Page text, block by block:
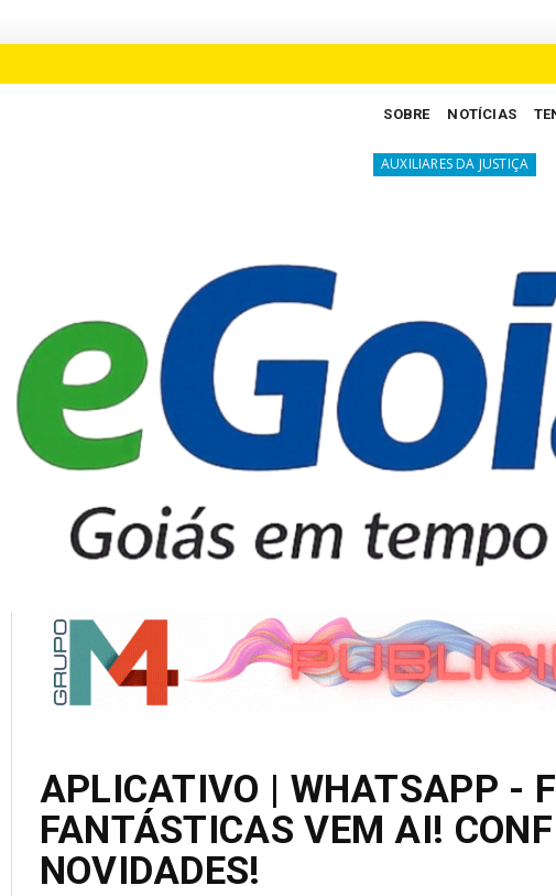
SOBRE NOTÍCIAS
de crescimento em Goiás AUXILIARES DA JUSTIÇA A luta silenciosa
APLICATIVO | WHATSAPP -
FANTÁSTICAS VEM AI!
NOVIDADES!